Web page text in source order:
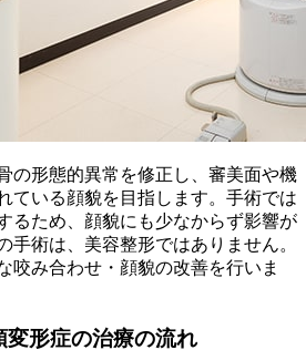
の形態的異常を修正し、審美面や機
ている顔貌を目指します。手術では
るため、顔貌にも少なからず影響が
手術は、美容整形ではありません。
咬み合わせ・顔貌の改善を行いま
形症の治療の流れ